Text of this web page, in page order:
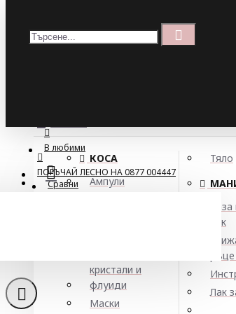
Кошница
В любими
Сравни
КОСА
Ампули
кристали и
флуиди
Маски
Тяло
лак
Лак
ПОРЪЧАЙ ЛЕСНО НА 0877 004447